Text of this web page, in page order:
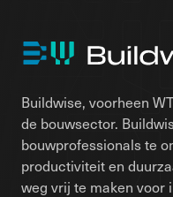
Buildwise, voorheen
de bouwsector.
bouwprofessionals te
productiviteit en
weg vrij te maken voor